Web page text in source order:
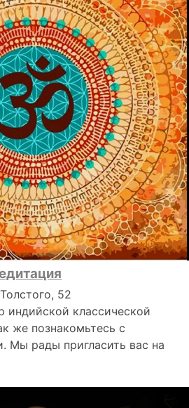
52
индийской классической
же познакомьтесь с
Мы рады пригласить вас на